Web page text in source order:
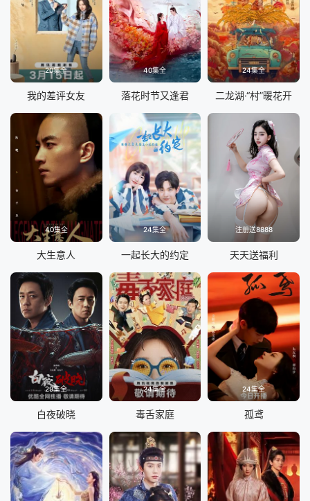
20集全
我的差评女友
40集全
落花时节又逢君
24集全
二龙湖·“村”暖花开
40集全
大生意人
24集全
一起长大的约定
注册送8888
天天送福利
29集全
白夜破晓
24集全
毒舌家庭
24集全
孤鸢